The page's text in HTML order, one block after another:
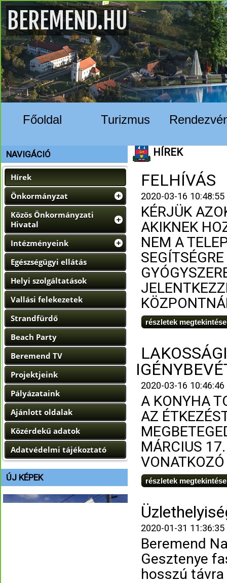
BEREMEND.HU
Főoldal Turizmus
NAVIGÁCIÓ
Hírek
Önkormányzat
Közös Önkormányzati
Hivatal
Intézményeink
Egészségügyi ellátás
Helyi szolgáltatások
Vallási felekezetek
Strandfürdő
Beach Party
Beremend TV
Projektjeink
Pályázataink
Ajánlott oldalak
Közérdekű adatok
Adatvédelmi tájékoztató
ÚJ KÉPEK
HÍREK
FELHÍVÁS
2020-03-16 10:48:55
KÉRJÜK
AKIKNEK
NEM A
részletek megtekintése
2020-03-16 10:46:46
A KONYHA
AZ
MÁRCIUS
részletek megtekintése
2020-01-31 11:36:35
Beremend
Gesztenye
hosszú